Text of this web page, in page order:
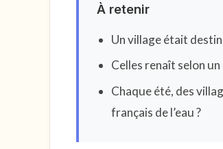
À retenir
Un village était
Celles renaît selon
Chaque été, des
français de l’eau ?